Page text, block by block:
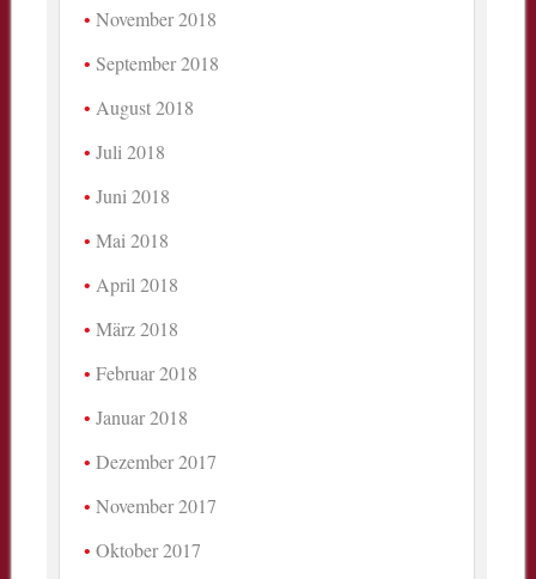
November 2018
September 2018
August 2018
Juli 2018
Juni 2018
Mai 2018
April 2018
März 2018
Februar 2018
Januar 2018
Dezember 2017
November 2017
Oktober 2017